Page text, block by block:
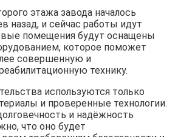
этажа завода началось
назад, и сейчас работы идут
помещения будут оснащены
которое поможет
совершенную и
технику.
используются только
и проверенные технологии.
и надёжность
что оно будет